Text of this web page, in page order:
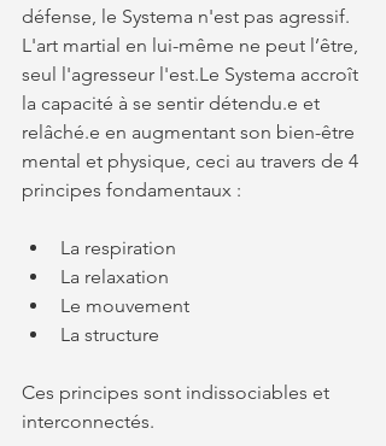
défense, le Systema n'est pas agressif.
L'art martial en lui-même ne peut l’être,
seul l'agresseur l'est.Le Systema accroît
la capacité à se sentir détendu.e et
relâché.e en augmentant son bien-être
mental et physique, ceci au travers de 4
principes fondamentaux :
La respiration
La relaxation
Le mouvement
La structure
Ces principes sont indissociables et
interconnectés.